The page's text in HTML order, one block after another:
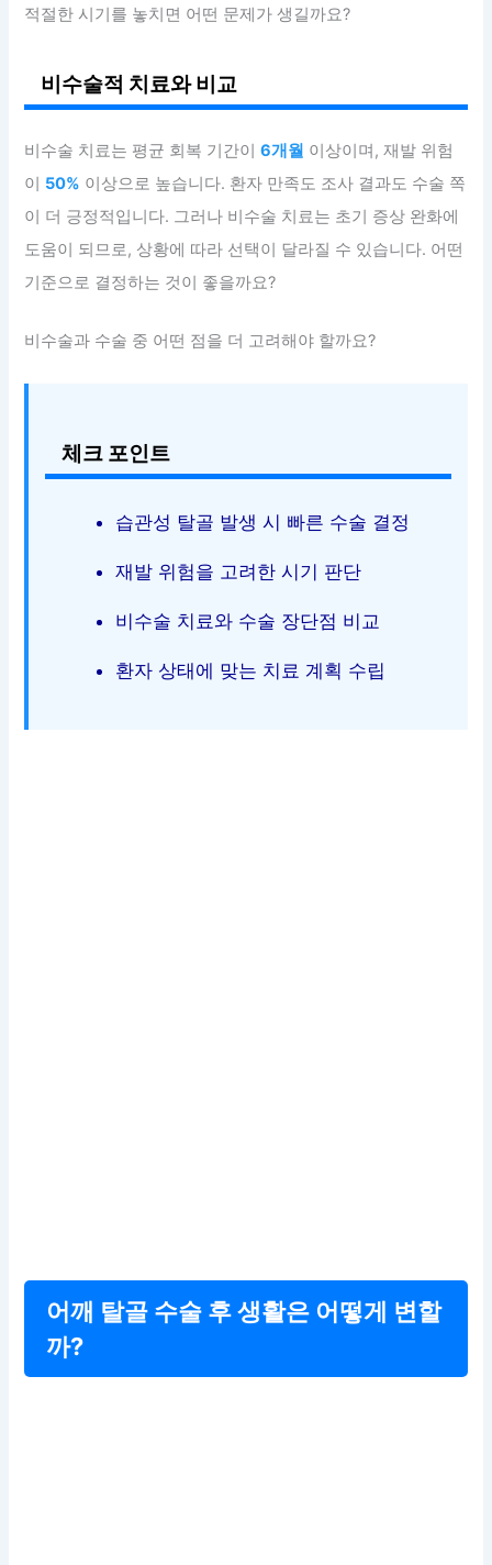
적절한 시기를 놓치면 어떤 문제가 생길까요?
비수술적 치료와 비교
비수술 치료는 평균 회복 기간이6개월 이상이며, 재발 위험
이 50% 이상으로 높습니다. 환자 만족도 조사 결과도 수술 쪽
이 더 긍정적입니다. 그러나 비수술 치료는 초기 증상 완화에
도움이 되므로, 상황에 따라 선택이 달라질 수 있습니다. 어떤
기준으로 결정하는 것이 좋을까요?
비수술과 수술 중 어떤 점을 더 고려해야 할까요?
체크 포인트
습관성 탈골 발생 시 빠른 수술 결정
재발 위험을 고려한 시기 판단
비수술 치료와 수술 장단점 비교
환자 상태에 맞는 치료 계획 수립
어깨 탈골 수술 후 생활은 어떻게 변할
까?